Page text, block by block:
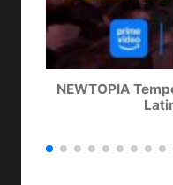
NEWTOPIA